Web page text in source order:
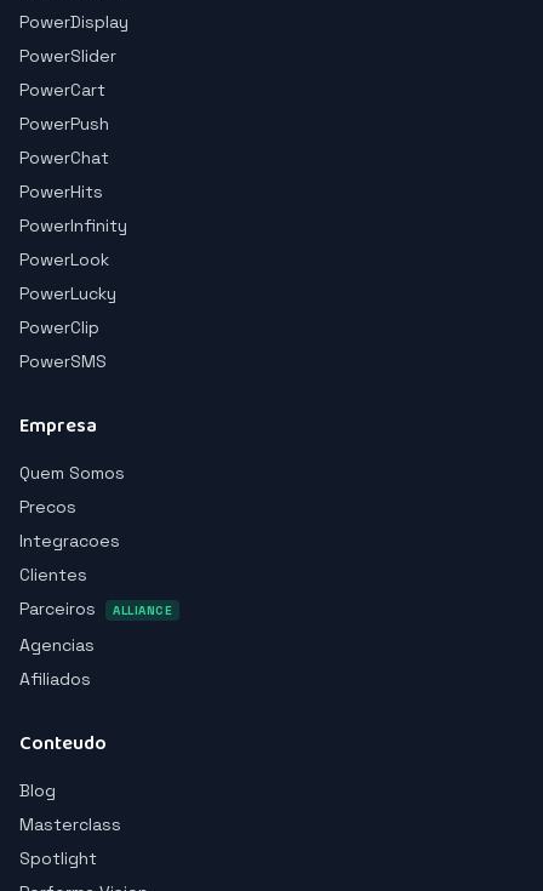
PowerDisplay
PowerSlider
PowerCart
PowerPush
PowerChat
PowerHits
PowerInfinity
PowerLook
PowerLucky
PowerClip
PowerSMS
Empresa
Quem Somos
Precos
Integracoes
Clientes
Parceiros
ALLIANCE
Agencias
Afiliados
Conteudo
Blog
Masterclass
Spotlight